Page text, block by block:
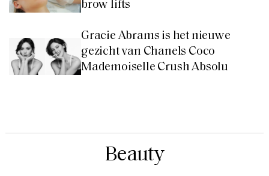
brow lifts
Gracie Abrams is het nieuwe
gezicht van Chanels Coco
Mademoiselle Crush Absolu
Beauty